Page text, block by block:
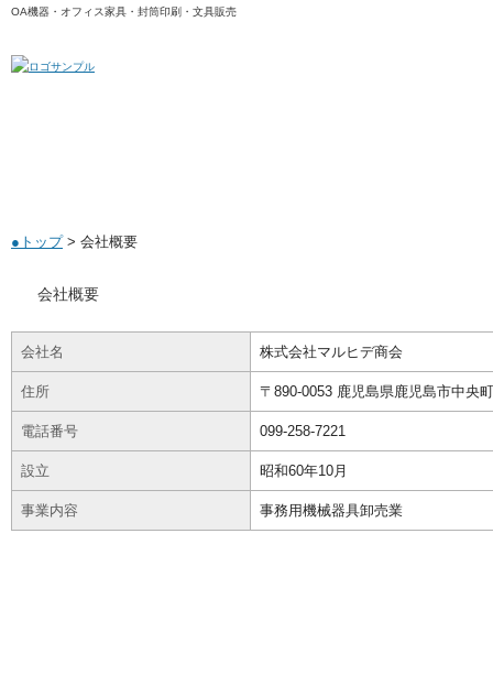
OA機器・オフィス家具・封筒印刷・文具販売
●トップ> 会社概要
会社概要
会社名 株式会社マルヒデ商会
住所 〒890-0053 鹿児島県鹿児島市中央
電話番号 099-258-7221
設立 昭和60年10月
事業内容 事務用機械器具卸売業